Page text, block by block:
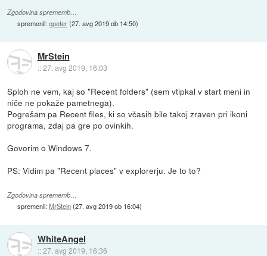
Zgodovina sprememb…
spremenil:opeter(27. avg 2019 ob 14:50)
MrStein
::27. avg 2019, 16:03
Sploh ne vem, kaj so "Recent folders" (sem vtipkal v start meni in
niče ne pokaže pametnega).
Pogrešam pa Recent files, ki so včasih bile takoj zraven pri ikoni
programa, zdaj pa gre po ovinkih.
Govorim o Windows 7.
PS: Vidim pa "Recent places" v explorerju. Je to to?
Zgodovina sprememb…
spremenil:MrStein(27. avg 2019 ob 16:04)
WhiteAngel
::27. avg 2019, 16:36